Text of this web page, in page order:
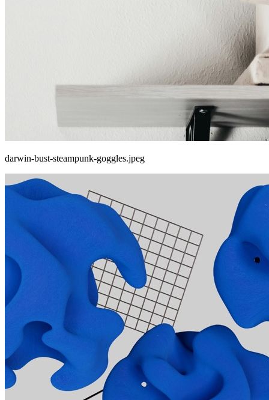
darwin-bust-steampunk-goggles.jpeg